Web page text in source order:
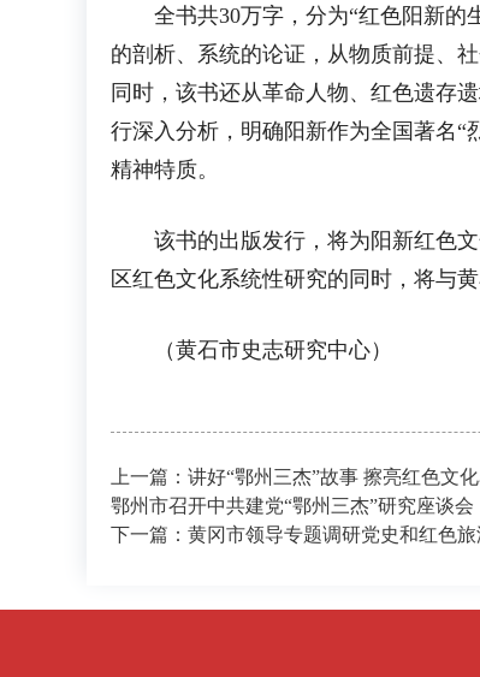
全书共30万字，分为“红色阳新的生
的剖析、系统的论证，从物质前提、
同时，该书还从革命人物、红色遗存
行深入分析，明确阳新作为全国著名“
精神特质。
该书的出版发行，将为阳新红色文
区红色文化系统性研究的同时，将与
（黄石市史志研究中心）
上一篇：讲好“鄂州三杰”故事 擦亮红色文
鄂州市召开中共建党“鄂州三杰”研究座谈会
下一篇：黄冈市领导专题调研党史和红色